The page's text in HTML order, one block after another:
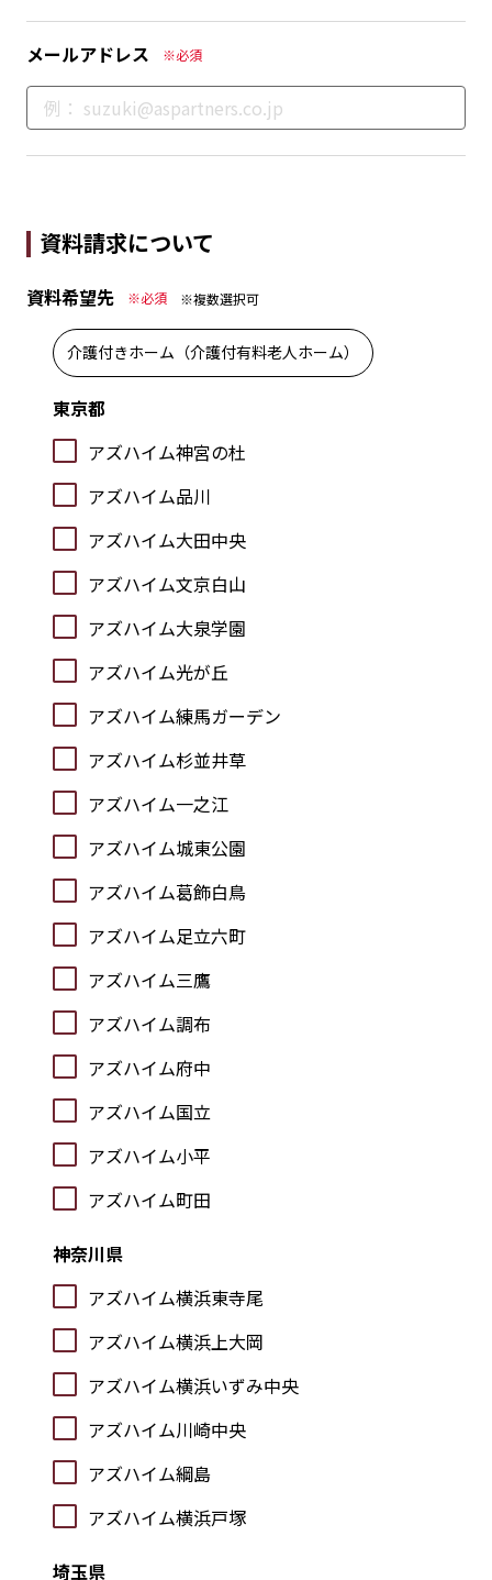
メールアドレス ※必須
資料請求について
資料希望先 ※必須 ※複数選択可
介護付きホーム（介護付有料老人ホーム）
東京都
アズハイム神宮の杜
アズハイム品川
アズハイム大田中央
アズハイム文京白山
アズハイム大泉学園
アズハイム光が丘
アズハイム練馬ガーデン
アズハイム杉並井草
アズハイム一之江
アズハイム城東公園
アズハイム葛飾白鳥
アズハイム足立六町
アズハイム三鷹
アズハイム調布
アズハイム府中
アズハイム国立
アズハイム小平
アズハイム町田
神奈川県
アズハイム横浜東寺尾
アズハイム横浜上大岡
アズハイム横浜いずみ中央
アズハイム川崎中央
アズハイム綱島
アズハイム横浜戸塚
埼玉県